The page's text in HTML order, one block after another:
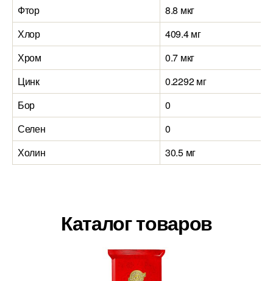
Фтор
8.8 мкг
Хлор
409.4 мг
Хром
0.7 мкг
Цинк
0.2292 мг
Бор
0
Селен
0
Холин
30.5 мг
Каталог товаров